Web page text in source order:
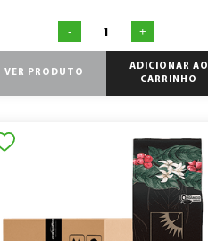
- +
VER PRODUTO
ADICIONAR AO
CARRINHO